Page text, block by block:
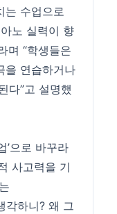
는 수업으로
아노 실력이 향
며 “학생들은
을 연습하거나
다”고 설명했
’으로 바꾸라
사고력을 기
각하니? 왜 그